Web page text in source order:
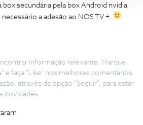
secundária pela box Android nvidia
a adesão ao NOS TV +.
informação relevante. Marque
e faça "Like" nos melhores comentários.
através da opção "Seguir", para estar
novidades.